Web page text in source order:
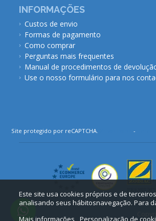
INFORMAÇÕES
Custos de envio
Formas de pagamento
Como comprar
Perguntas mais frequentes
Manual de procedimentos de
Use o nosso formulário para nos
Este site usa cookies próprios e de
analisando seus hábitosnavegação. Para
Mais informações
Personalização de
Site protegido por reCAPTCHA. -